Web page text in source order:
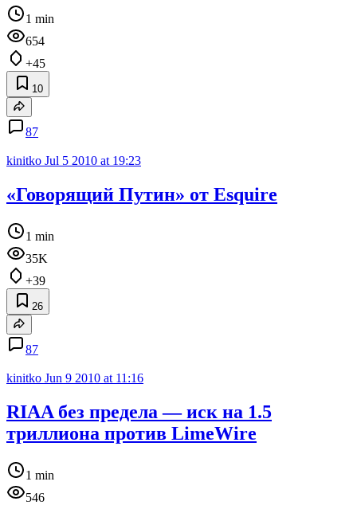
1 min
654
+45
10
87
kinitko Jul 5 2010 at 19:23
«Говорящий Путин» от Esquire
1 min
35K
+39
26
87
kinitko Jun 9 2010 at 11:16
RIAA без предела — иск на 1.5
триллиона против LimeWire
1 min
546